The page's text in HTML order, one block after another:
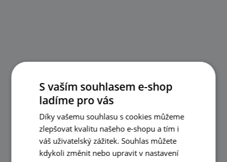
S vaším souhlasem e-shop
ladíme pro vás
Díky vašemu souhlasu s cookies můžeme
zlepšovat kvalitu našeho e-shopu a tím i
váš uživatelský zážitek. Souhlas můžete
kdykoli změnit nebo upravit v nastavení